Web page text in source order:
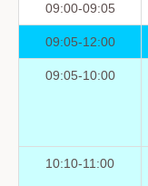
09:00-09:05
09:05-12:00
09:05-10:00
10:10-11:00